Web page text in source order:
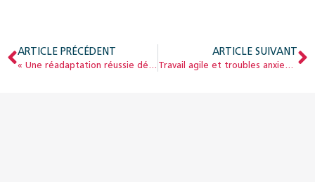
ARTICLE PRÉCÉDENT
« Une réadaptation réussie dépend de l’engagement de tout un chacun »
ARTICLE SUIVANT
Travail agile et troubles anxieux – Des défis pour l’AI